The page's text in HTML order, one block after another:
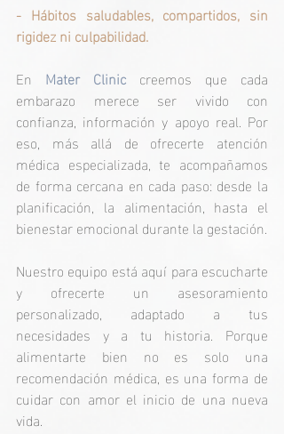
- Hábitos saludables, compartidos, sin
rigidez ni culpabilidad.
En Mater Clinic creemos que cada
embarazo merece ser vivido con
confianza, información y apoyo real. Por
eso, más allá de ofrecerte atención
médica especializada, te acompañamos
de forma cercana en cada paso: desde la
planificación, la alimentación, hasta el
bienestar emocional durante la gestación.
Nuestro equipo está aquí para escucharte
y ofrecerte un asesoramiento
personalizado, adaptado a tus
necesidades y a tu historia. Porque
alimentarte bien no es solo una
recomendación médica, es una forma de
cuidar con amor el inicio de una nueva
vida.